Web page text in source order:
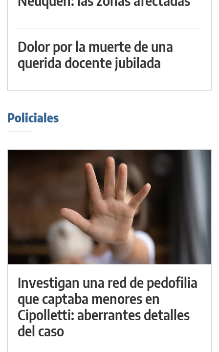
Dolor por la muerte de una
querida docente jubilada
Policiales
Investigan una red de pedofilia
que captaba menores en
Cipolletti: aberrantes detalles
del caso